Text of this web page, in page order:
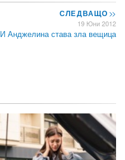
СЛЕДВАЩО>>
19 Юни 2012
И Анджелина става зла вещица